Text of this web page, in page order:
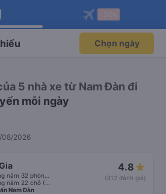
Vexere ngay!
đãi thành viên độc
Mở app
Vexere
khi đặt vé máy bay qua
Mở app
Chọn ngày
5 nhà xe từ Nam Đàn đi
mỗi ngày
08/2026
4.8
(812 đánh giá)
Nam Đàn